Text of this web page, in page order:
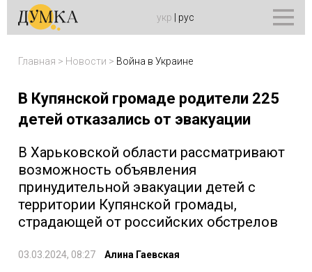
укр рус
Главная > Новости > Война в Украине
В Купянской громаде родители 225
детей отказались от эвакуации
В Харьковской области рассматривают
возможность объявления
принудительной эвакуации детей с
территории Купянской громады,
страдающей от российских обстрелов
03.03.2024, 08:27 Алина Гаевская